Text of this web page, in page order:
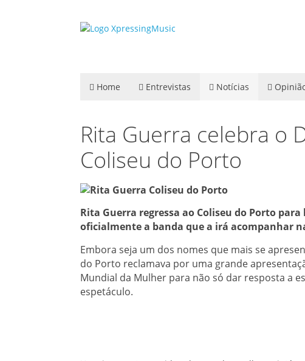
Home Entrevistas Notícias
Rita Guerra celebra o
Coliseu do Porto
Rita Guerra regressa ao Coliseu do Porto
oficialmente a banda que a irá acompanhar
Embora seja um dos nomes que mais se
do Porto reclamava por uma grande
Mundial da Mulher para não só dar resposta a
espetáculo.